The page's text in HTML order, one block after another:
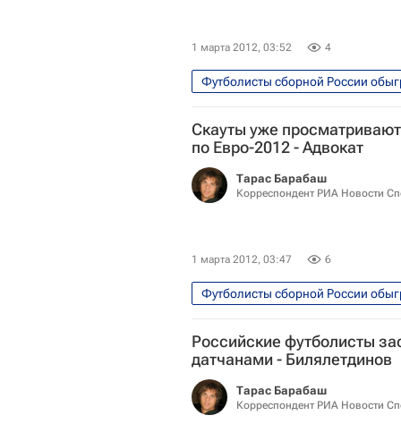
1 марта 2012, 03:52 4
Футболисты сборной России
Спорт
Товарищеские матчи
Сборная России по футболу
Скауты уже
по Евро-2012 - Адвокат
Тарас Барабаш
Корреспондент РИА Новости
1 марта 2012, 03:47 6
Футболисты сборной России
Спорт
Евро-2012
Товарищеские матчи
Российские футболисты
датчанами - Билялетдинов
Тарас Барабаш
Корреспондент РИА Новости